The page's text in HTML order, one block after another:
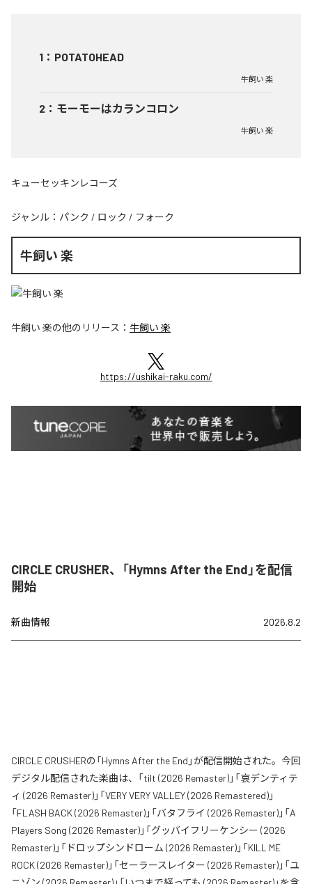
1 ： POTATOHEAD
牛飼い 楽
2 ： モーモーはカランコロン
牛飼い 楽
キューセッキンレコーズ
ジャンル： パンク / ロック / フォーク
牛飼い 楽
牛飼い 楽の他のリリース： 牛飼い 楽
https://ushikai-raku.com/
CIRCLE CRUSHER、「Hymns After the End」を配信
開始
新曲情報 2026.8.2
CIRCLE CRUSHERの「Hymns After the End」が配信開始された。今回
デジタル配信された楽曲は、「tilt (2026 Remaster)」「哀デンティテ
ィ (2026 Remaster)」「VERY VERY VALLEY (2026 Remastered)」
「FLASH BACK (2026 Remaster)」「バタフライ (2026 Remaster)」「A
Players Song (2026 Remaster)」「グッバイフリーケンシー (2026
Remaster)」「ドロップシンドローム (2026 Remaster)」「KILL ME
ROCK (2026 Remaster)」「セーラースレイター (2026 Remaster)」「ユ